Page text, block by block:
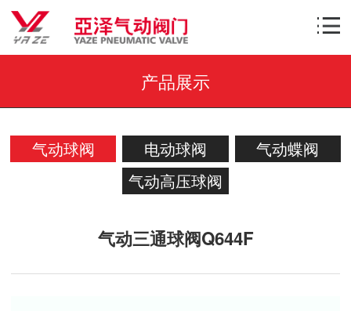
产品展示
气动球阀 电动球阀
气动蝶阀
气动高压球阀
气动三通球阀Q644F